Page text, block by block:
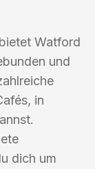
Watford
und
in
dich um